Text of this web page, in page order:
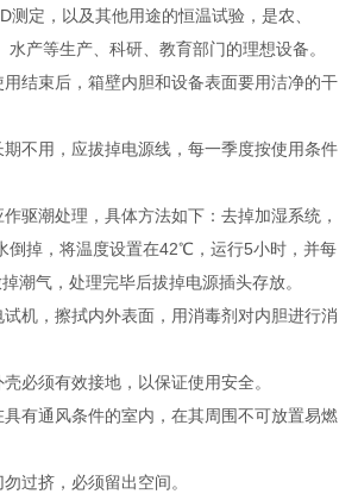
测定，以及其他用途的恒温试验，是农、
水产等生产、科研、教育部门的理想设备。
结束后，箱壁内胆和设备表面要用洁净的干
不用，应拔掉电源线，每一季度按使用条件
驱潮处理，具体方法如下：去掉加湿系统，
倒掉，将温度设置在42℃，运行5小时，并每
潮气，处理完毕后拔掉电源插头存放。
机，擦拭内外表面，用消毒剂对内胆进行消
必须有效接地，以保证使用安全。
有通风条件的室内，在其周围不可放置易燃
过挤，必须留出空间。